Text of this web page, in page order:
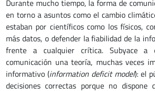
Durante mucho tiempo, la forma de
en torno a asuntos como el cambio
estaban por científicos como los físicos,
más datos, o defender la fiabilidad de la
frente a cualquier crítica. Subyace a
comunicación una teoría, muchas veces
informativo (information deficit model): el
decisiones correctas porque no dispone